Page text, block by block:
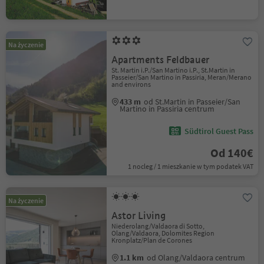
Na życzenie
Apartments Feldbauer
St. Martin i.P./San Martino i.P., St.Martin in
Passeier/San Martino in Passiria, Meran/Merano
and environs
433 m od St.Martin in Passeier/San
Martino in Passiria centrum
Südtirol Guest Pass
Od 140€
1 nocleg / 1 mieszkanie w tym podatek VAT
Na życzenie
Astor Living
Niederolang/Valdaora di Sotto,
Olang/Valdaora, Dolomites Region
Kronplatz/Plan de Corones
1.1 km od Olang/Valdaora centrum